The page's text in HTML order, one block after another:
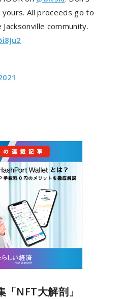
All proceeds go to
community.
NFT大解剖」